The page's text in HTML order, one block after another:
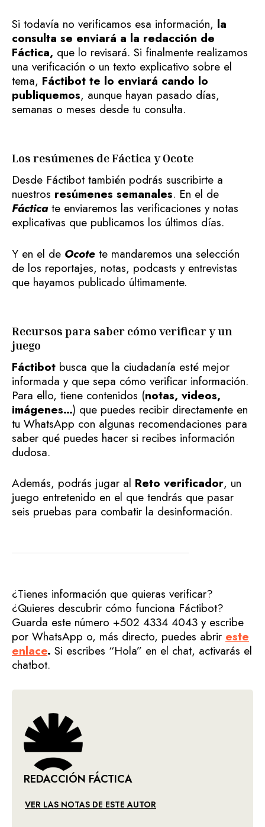
Si todavía no verificamos esa información, la
consulta se enviará a la redacción de
Fáctica, que lo revisará. Si finalmente realizamos
una verificación o un texto explicativo sobre el
tema, Fáctibot te lo enviará cando lo
publiquemos, aunque hayan pasado días,
semanas o meses desde tu consulta.
Los resúmenes de Fáctica y Ocote
Desde Fáctibot también podrás suscribirte a
nuestros resúmenes semanales. En el de
Fácticate enviaremos las verificaciones y notas
explicativas que publicamos los últimos días.
Y en el de Ocote te mandaremos una selección
de los reportajes, notas, podcasts y entrevistas
que hayamos publicado últimamente.
Recursos para saber cómo verificar y un
juego
Fáctibot busca que la ciudadanía esté mejor
informada y que sepa cómo verificar información.
Para ello, tiene contenidos (notas, videos,
imágenes…) que puedes recibir directamente en
tu WhatsApp con algunas recomendaciones para
saber qué puedes hacer si recibes información
dudosa.
Además, podrás jugar al Reto verificador, un
juego entretenido en el que tendrás que pasar
seis pruebas para combatir la desinformación.
¿Tienes información que quieras verificar?
¿Quieres descubrir cómo funciona Fáctibot?
Guarda este número +502 4334 4043 y escribe
por WhatsApp o, más directo, puedes abrir este
enlace. Si escribes “Hola” en el chat, activarás el
chatbot.
REDACCIÓN FÁCTICA
VER LAS NOTAS DE ESTE AUTOR